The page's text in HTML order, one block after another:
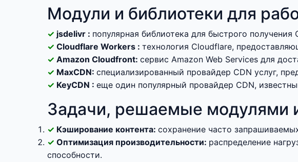
Модули и библиотеки для
jsdelivr : популярная библиотека для быстрого
Cloudflare Workers : технология Cloudflare,
Amazon Cloudfront: сервис Amazon Web Services для
MaxCDN: специализированный провайдер CDN услуг,
KeyCDN : еще один популярный провайдер CDN,
Задачи, решаемые модулями
Кэширование контента: сохранение часто
Оптимизация производительности: распределение
способности.